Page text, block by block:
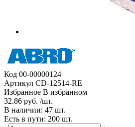
Код 00-00000124
Артикул CD-12514-RE
Избранное В избранном
32.86 руб. /шт.
В наличии: 47 шт.
Есть в пути: 200 шт.